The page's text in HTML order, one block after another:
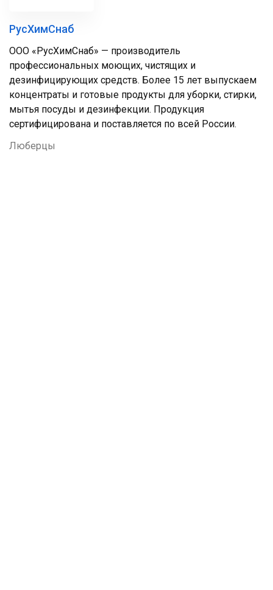
РусХимСнаб
ООО «РусХимСнаб» — производитель
профессиональных моющих, чистящих и
дезинфицирующих средств. Более 15 лет выпускаем
концентраты и готовые продукты для уборки, стирки,
мытья посуды и дезинфекции. Продукция
сертифицирована и поставляется по всей России.
Люберцы